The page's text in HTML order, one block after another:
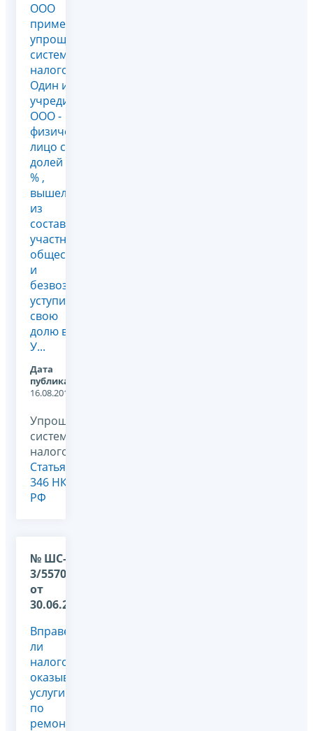
ООО
применяет
упрощенную
систему
налогообложения.
Один из
учредителей
ООО -
физическое
лицо с
долей 49
% ,
вышел
из
состава
участников
общества
и
безвозмездно
уступил
свою
долю в
У...
Дата
публикации:
16.08.2011
Упрощенная
система
налогообложения,
Статья
346 НК
РФ
№ ШС-37-
3/5570@
от
30.06.2010
Вправе
ли
налогоплательщики,
оказывающие
услуги
по
ремонту